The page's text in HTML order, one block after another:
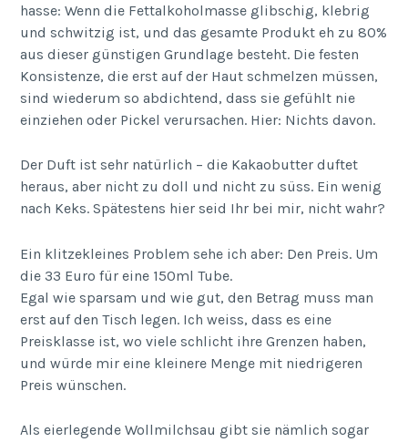
hasse: Wenn die Fettalkoholmasse glibschig, klebrig
und schwitzig ist, und das gesamte Produkt eh zu 80%
aus dieser günstigen Grundlage besteht. Die festen
Konsistenze, die erst auf der Haut schmelzen müssen,
sind wiederum so abdichtend, dass sie gefühlt nie
einziehen oder Pickel verursachen. Hier: Nichts davon.
Der Duft ist sehr natürlich – die Kakaobutter duftet
heraus, aber nicht zu doll und nicht zu süss. Ein wenig
nach Keks. Spätestens hier seid Ihr bei mir, nicht wahr?
Ein klitzekleines Problem sehe ich aber: Den Preis. Um
die 33 Euro für eine 150ml Tube.
Egal wie sparsam und wie gut, den Betrag muss man
erst auf den Tisch legen. Ich weiss, dass es eine
Preisklasse ist, wo viele schlicht ihre Grenzen haben,
und würde mir eine kleinere Menge mit niedrigeren
Preis wünschen.
Als eierlegende Wollmilchsau gibt sie nämlich sogar